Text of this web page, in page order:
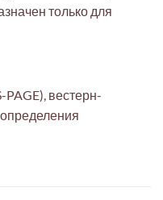
только для
вестерн-